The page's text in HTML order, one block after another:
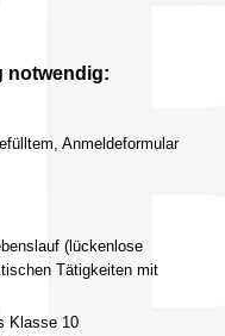
notwendig:
Anmeldeformular
(lückenlose
Tätigkeiten mit
Klasse 10